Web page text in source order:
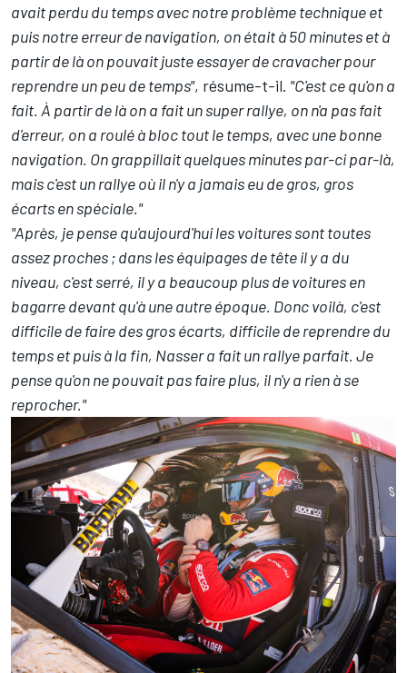
avait perdu du temps avec notre problème technique et
puis notre erreur de navigation, on était à 50 minutes et à
partir de là on pouvait juste essayer de cravacher pour
reprendre un peu de temps", résume-t-il. "C'est ce qu'on a
fait. À partir de là on a fait un super rallye, on n'a pas fait
d'erreur, on a roulé à bloc tout le temps, avec une bonne
navigation. On grappillait quelques minutes par-ci par-là,
mais c'est un rallye où il n'y a jamais eu de gros, gros
écarts en spéciale."
"Après, je pense qu'aujourd'hui les voitures sont toutes
assez proches ; dans les équipages de tête il y a du
niveau, c'est serré, il y a beaucoup plus de voitures en
bagarre devant qu'à une autre époque. Donc voilà, c'est
difficile de faire des gros écarts, difficile de reprendre du
temps et puis à la fin, Nasser a fait un rallye parfait. Je
pense qu'on ne pouvait pas faire plus, il n'y a rien à se
reprocher."